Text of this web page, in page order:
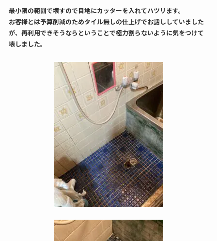
最小限の範囲で壊すので目地にカッターを入れてハツリます。
お客様とは予算削減のためタイル無しの仕上げでお話ししていました
が、再利用できそうならということで極力割らないように気をつけて
壊しました。